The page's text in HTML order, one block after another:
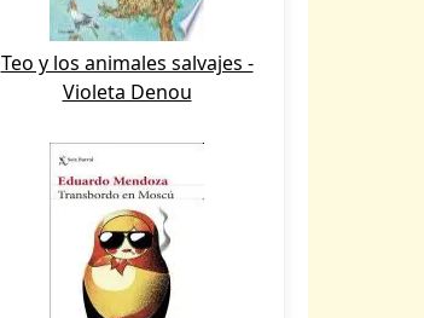
Teo y los animales salvajes -
Violeta Denou